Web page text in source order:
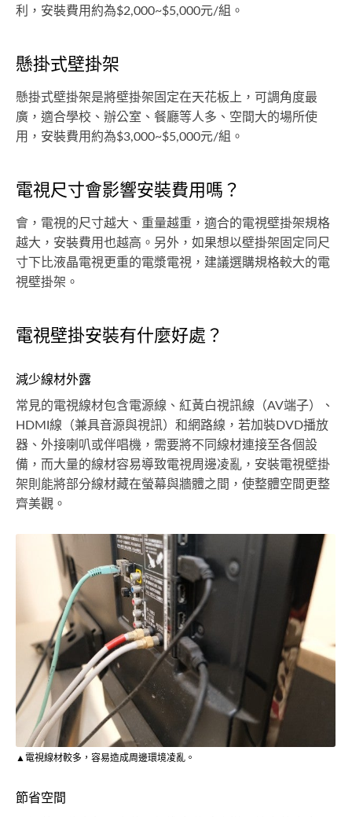
利，安裝費用約為$2,000~$5,000元/組。
懸掛式壁掛架
懸掛式壁掛架是將壁掛架固定在天花板上，可調角度最
廣，適合學校、辦公室、餐廳等人多、空間大的場所使
用，安裝費用約為$3,000~$5,000元/組。
電視尺寸會影響安裝費用嗎？
會，電視的尺寸越大、重量越重，適合的電視壁掛架規格
越大，安裝費用也越高。另外，如果想以壁掛架固定同尺
寸下比液晶電視更重的電漿電視，建議選購規格較大的電
視壁掛架。
電視壁掛安裝有什麼好處？
減少線材外露
常見的電視線材包含電源線、紅黃白視訊線（AV端子）、
HDMI線（兼具音源與視訊）和網路線，若加裝DVD播放
器、外接喇叭或伴唱機，需要將不同線材連接至各個設
備，而大量的線材容易導致電視周邊凌亂，安裝電視壁掛
架則能將部分線材藏在螢幕與牆體之間，使整體空間更整
齊美觀。
▲電視線材較多，容易造成周邊環境凌亂。
節省空間